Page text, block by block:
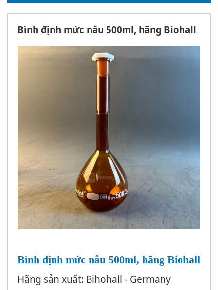
Bình định mức nâu 500ml, hãng Biohall
Bình định mức nâu 500ml, hãng Biohall
Hãng sản xuất: Bihohall - Germany